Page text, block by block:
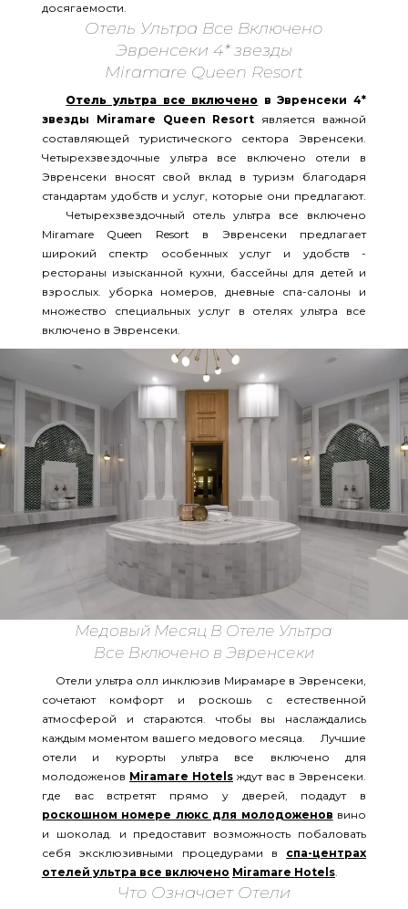
досягаемости.
Отель Ультра Все Включено
Эвренсеки 4* звезды
Miramare Queen Resort
Отель ультра все включено в Эвренсеки 4*
звезды Miramare Queen Resort является важной
составляющей туристического сектора Эвренсеки.
Четырехзвездочные ультра все включено отели в
Эвренсеки вносят свой вклад в туризм благодаря
стандартам удобств и услуг, которые они предлагают.
Четырехзвездочный отель ультра все включено
Miramare Queen Resort в Эвренсеки предлагает
широкий спектр особенных услуг и удобств -
рестораны изысканной кухни, бассейны для детей и
взрослых. уборка номеров, дневные спа-салоны и
множество специальных услуг в отелях ультра все
включено в Эвренсеки.
Медовый Месяц В Отеле Ультра
Все Включено в Эвренсеки
Отели ультра олл инклюзив Мирамаре в Эвренсеки,
сочетают комфорт и роскошь с естественной
атмосферой и стараются. чтобы вы наслаждались
каждым моментом вашего медового месяца. Лучшие
отели и курорты ультра все включено для
молодоженов Miramare Hotelsждут вас в Эвренсеки.
где вас встретят прямо у дверей, подадут в
роскошном номере люкс для молодоженов вино
и шоколад. и предоставит возможность побаловать
себя эксклюзивными процедурами в спа-центрах
отелей ультра все включено Miramare Hotels.
Что Означает Отели